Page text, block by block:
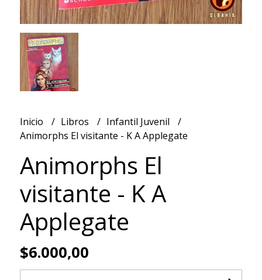
Inicio Libros
Infantil Juvenil
Animorphs El visitante - K A Applegate
Animorphs El
visitante - K A
Applegate
$6.000,00